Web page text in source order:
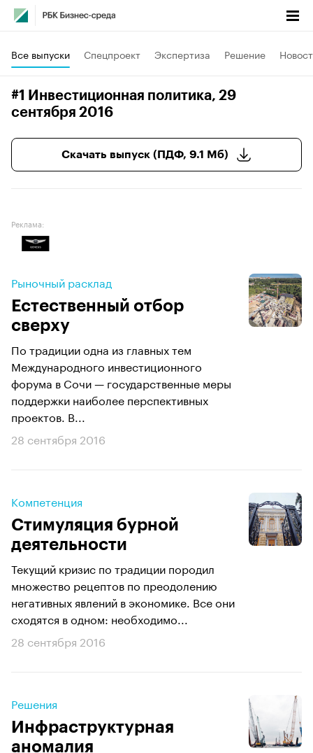
Все выпуски Спецпроект Экспертиза Решение
#1 Инвестиционная политика, 29
сентября 2016
Скачать выпуск (ПДФ, 9.1 Мб)
Реклама:
Рыночный расклад
Естественный отбор
сверху
По традиции одна из главных тем
Международного инвестиционного
форума в Сочи — государственные меры
поддержки наиболее перспективных
проектов. В...
28 сентября 2016
Компетенция
Стимуляция бурной
деятельности
Текущий кризис по традиции породил
множество рецептов по преодолению
негативных явлений в экономике. Все они
сходятся в одном: необходимо...
28 сентября 2016
Решения
Инфраструктурная
аномалия